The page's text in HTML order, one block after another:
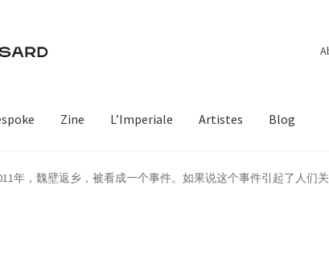
Zine L’Imperiale Artistes Blog
年，魏壁返乡，被看成一个事件。如果说这个事件引起了人